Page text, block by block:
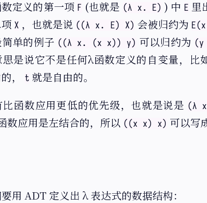
定义的第一项 F (也就是 (λ x. E) ) 中 E 里
X ，也就是说 ((λ x. E) X) 会被归约为
单的例子 ((λ x. (x x)) y) 可以归约为 (y
思是说它不是任何λ函数定义的自变量，比
， t 就是自由的。
比函数应用更低的优先级，也就是说是 (λ
数应用是左结合的，所以 ((x x) x) 可以写
用 ADT 定义出 λ 表达式的数据结构：